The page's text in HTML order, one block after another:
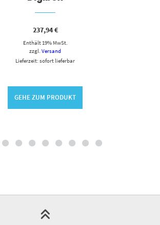
237,94€
Enthält 19% MwSt.
zzgl.Versand
Lieferzeit: sofort lieferbar
GEHE ZUM PRODUKT